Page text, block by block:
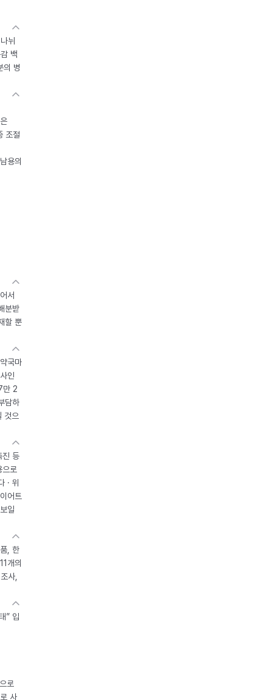
뉘
백
의 병
조절
용의
서
분받
할 뿐
국마
인
만 2
담하
것으
진 등
로
· 위
어트
일
, 한
개의
사,
” 입
로
사